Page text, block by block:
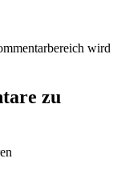
wird
zu